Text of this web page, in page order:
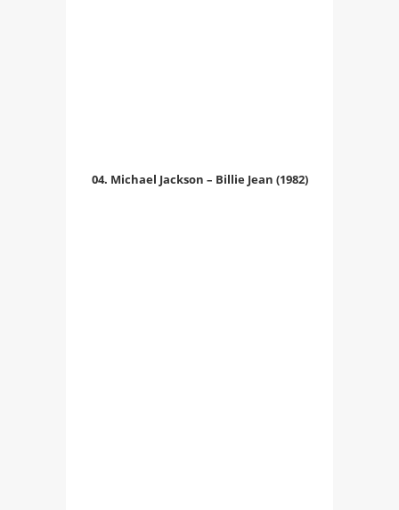
04. Michael Jackson – Billie Jean (1982)